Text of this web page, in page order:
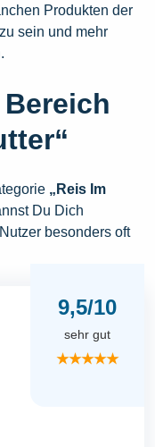
Produkten der
sein und mehr
„Reis Im
Du Dich
besonders oft
9,5/10
sehr gut
★★★★★